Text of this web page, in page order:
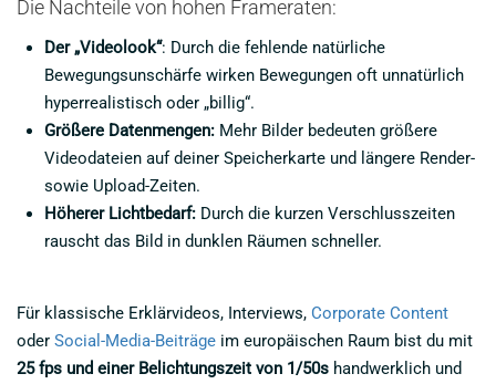
Die Nachteile von hohen Frameraten:
Der „Videolook“: Durch die fehlende natürliche
Bewegungsunschärfe wirken Bewegungen oft unnatürlich
hyperrealistisch oder „billig“.
Größere Datenmengen: Mehr Bilder bedeuten größere
Videodateien auf deiner Speicherkarte und längere Render-
sowie Upload-Zeiten.
Höherer Lichtbedarf: Durch die kurzen Verschlusszeiten
rauscht das Bild in dunklen Räumen schneller.
Für klassische Erklärvideos, Interviews, Corporate Content
oder Social-Media-Beiträge im europäischen Raum bist du mit
25 fps und einer Belichtungszeit von 1/50s handwerklich und